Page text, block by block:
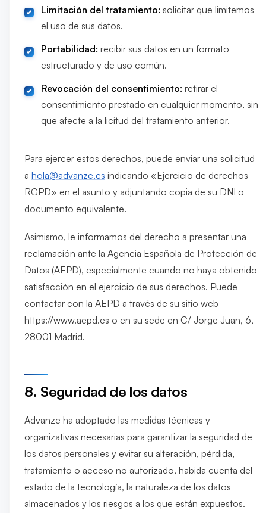
Limitación del tratamiento: solicitar que limitemos
el uso de sus datos.
Portabilidad: recibir sus datos en un formato
estructurado y de uso común.
Revocación del consentimiento: retirar el
consentimiento prestado en cualquier momento, sin
que afecte a la licitud del tratamiento anterior.
Para ejercer estos derechos, puede enviar una solicitud
a hola@advanze.es indicando «Ejercicio de derechos
RGPD» en el asunto y adjuntando copia de su DNI o
documento equivalente.
Asimismo, le informamos del derecho a presentar una
reclamación ante la Agencia Española de Protección de
Datos (AEPD), especialmente cuando no haya obtenido
satisfacción en el ejercicio de sus derechos. Puede
contactar con la AEPD a través de su sitio web
https://www.aepd.es o en su sede en C/ Jorge Juan, 6,
28001 Madrid.
8. Seguridad de los datos
Advanze ha adoptado las medidas técnicas y
organizativas necesarias para garantizar la seguridad de
los datos personales y evitar su alteración, pérdida,
tratamiento o acceso no autorizado, habida cuenta del
estado de la tecnología, la naturaleza de los datos
almacenados y los riesgos a los que están expuestos.